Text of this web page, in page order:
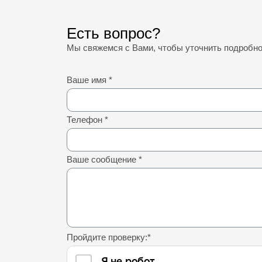
Есть вопрос?
Мы свяжемся с Вами, чтобы уточнить
Ваше имя *
Телефон *
Ваше сообщение *
Пройдите проверку:*